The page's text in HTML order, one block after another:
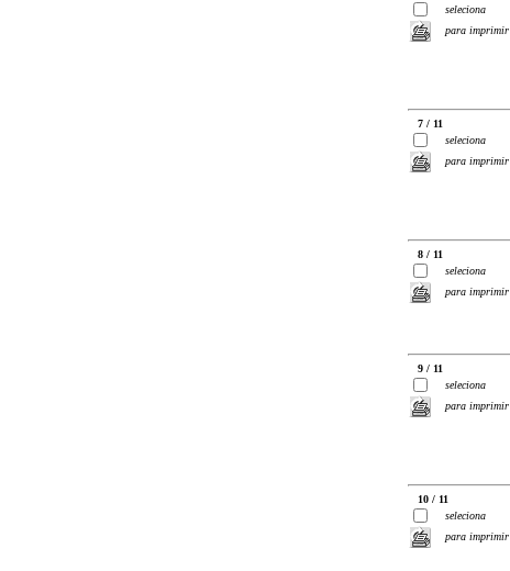
seleciona
para imprimir
7 / 11
seleciona
para imprimir
8 / 11
seleciona
para imprimir
9 / 11
seleciona
para imprimir
10 / 11
seleciona
para imprimir